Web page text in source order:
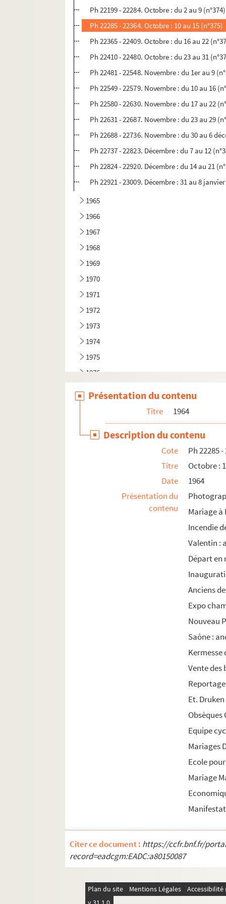
Ph 22199 - 22284. Octobre : du 2 au 9 (n°374)
Ph 22285 - 22364. Octobre : 10 au 15 (n°375)
Ph 22365 - 22409. Octobre : du 16 au 22
Ph 22410 - 22480. Octobre : du 23 au 31
Ph 22481 - 22548. Novembre : du 1er au 9
Ph 22549 - 22579. Novembre : du 10 au 16
Ph 22580 - 22630. Novembre : du 17 au 22
Ph 22631 - 22687. Novembre : du 23 au 29
Ph 22688 - 22736. Novembre : du 30 au 6
Ph 22737 - 22823. Décembre : du 7 au 12
Ph 22824 - 22920. Décembre : du 14 au 21
Ph 22921 - 23009. Décembre : 31 au 8
1965
1966
1967
1968
1969
1970
1971
1972
1973
1974
1975
1976
1980
Présentation du contenu
Titre 1964
Description du contenu
Cote
Ph 22285 -
Titre
Octobre :
Date
1964
Présentation du
contenu
Mariage à
Incendie
Valentin :
Départ en
Anciens
Expo
Nouveau
Saône :
Kermesse
Vente des
Et.
Obsèques
Equipe
Mariages
Ecole
Mariage
Citer ce document : https://ccfr.bnf.fr/
record=eadcgm:EADC:a80150087
Plan du site Mentions Légales